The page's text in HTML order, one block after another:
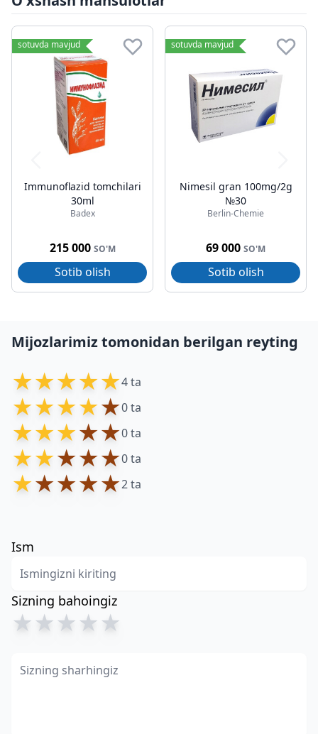
sotuvda mavjud
Immunoflazid tomchilari
30ml
Badex
215 000 SO'M
Sotib olish
sotuvda mavjud
Nimesil gran 100mg/2g
№30
Berlin-Chemie
69 000 SO'M
Sotib olish
Mijozlarimiz tomonidan berilgan reyting
★★★★★4 ta
★★★★★0 ta
★★★★★0 ta
★★★★★0 ta
★★★★★2 ta
Ism
Sizning bahoingiz
★★★★★